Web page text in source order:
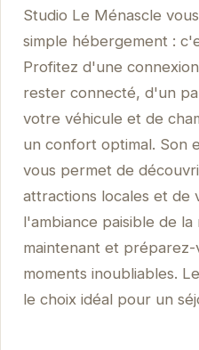
Studio Le Ménascle
simple hébergement :
Profitez d'une
rester connecté, d'un
votre véhicule et de
un confort optimal. Son
vous permet de
attractions locales et de
l'ambiance paisible de
maintenant et préparez-
moments inoubliables.
le choix idéal pour un